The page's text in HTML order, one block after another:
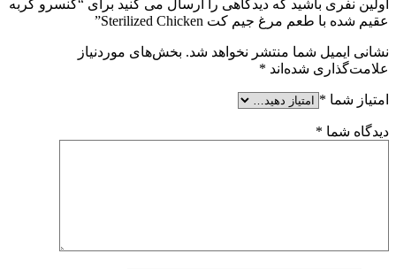
اولین نفری باشید که دیدگاهی را ارسال می کنید برای “کنسرو گربه
عقیم شده با طعم مرغ جیم کت Sterilized Chicken”
نشانی ایمیل شما منتشر نخواهد شد. بخش‌های موردنیاز
علامت‌گذاری شده‌اند *
امتیاز شما *
دیدگاه شما *